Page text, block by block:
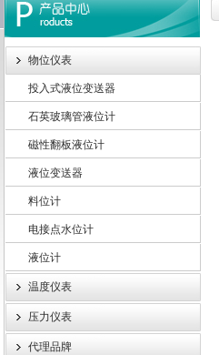
上海轩顼电气设备有限公司
物位仪表
投入式液位变送器
石英玻璃管液位计
磁性翻板液位计
液位变送器
料位计
电接点水位计
液位计
温度仪表
压力仪表
代理品牌